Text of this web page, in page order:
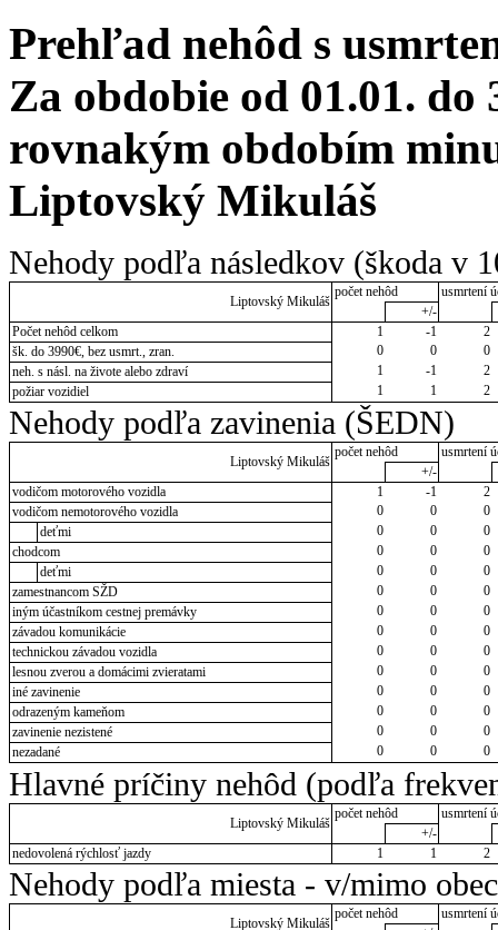
Prehľad nehôd s
Za obdobie od 01.01. do
rovnakým obdobím
Liptovský Mikuláš
Nehody podľa následkov (škoda v
Liptovský Mikuláš
počet nehôd
usmrtení
+/-
Počet nehôd celkom
1 -1
2
šk. do 3990€, bez usmrt., zran.
0 0
0
neh. s násl. na živote alebo zdraví
1 -1
2
požiar vozidiel
1 1 2
Nehody podľa zavinenia (ŠEDN)
Liptovský Mikuláš
počet nehôd
usmrtení
+/-
vodičom motorového vozidla
1 -1
2
vodičom nemotorového vozidla
0 0
0
deťmi
0 0
0
chodcom
0 0
0
deťmi
0 0
0
zamestnancom SŽD
0 0
0
iným účastníkom cestnej premávky
0 0
0
závadou komunikácie
0 0
0
technickou závadou vozidla
0 0
0
lesnou zverou a domácimi zvieratami
0 0
0
iné zavinenie
0 0
0
odrazeným kameňom
0 0
0
zavinenie nezistené
0 0
0
nezadané
0 0 0
Hlavné príčiny nehôd (podľa
Liptovský Mikuláš
počet nehôd
usmrtení
+/-
nedovolená rýchlosť jazdy
1 1 2
Nehody podľa miesta - v/mimo obec
Liptovský Mikuláš
počet nehôd
usmrtení